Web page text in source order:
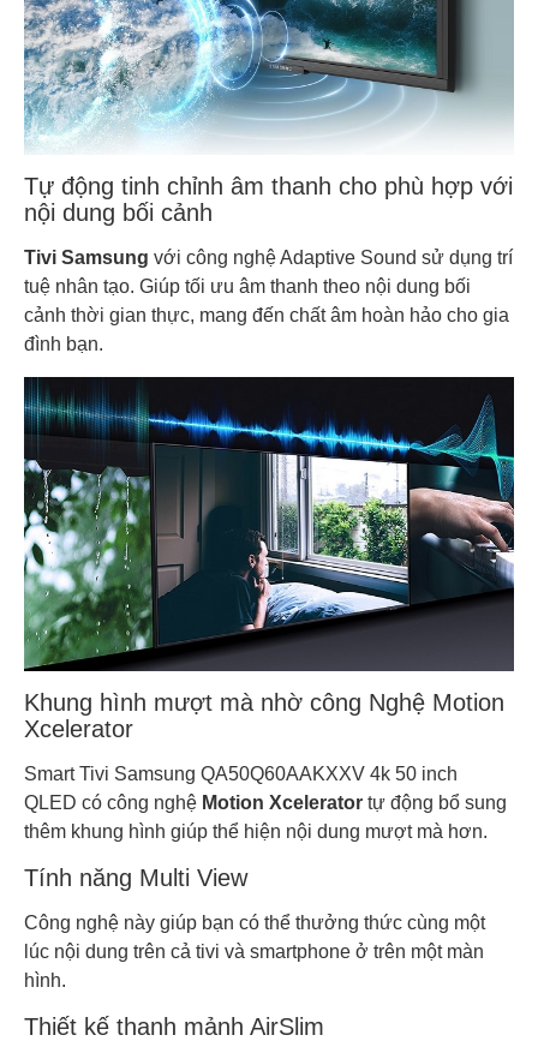
Tự động tinh chỉnh âm thanh cho phù hợp với
nội dung bối cảnh
Tivi Samsung với công nghệ Adaptive Sound sử dụng trí
tuệ nhân tạo. Giúp tối ưu âm thanh theo nội dung bối
cảnh thời gian thực, mang đến chất âm hoàn hảo cho gia
đình bạn.
Khung hình mượt mà nhờ công Nghệ Motion
Xcelerator
Smart Tivi Samsung QA50Q60AAKXXV 4k 50 inch
QLED có công nghệ Motion Xcelerator tự động bổ sung
thêm khung hình giúp thể hiện nội dung mượt mà hơn.
Tính năng Multi View
Công nghệ này giúp bạn có thể thưởng thức cùng một
lúc nội dung trên cả tivi và smartphone ở trên một màn
hình.
Thiết kế thanh mảnh AirSlim